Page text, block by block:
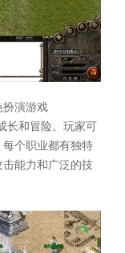
扮演游戏
长和冒险。玩家可
个职业都有独特
能力和广泛的技